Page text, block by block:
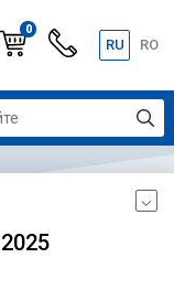
0
RU RO